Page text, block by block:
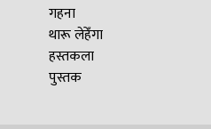
गहना
थारू लेहेँगा
हस्तकला
पुस्तक